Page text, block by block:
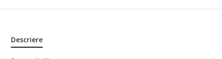
Descriere